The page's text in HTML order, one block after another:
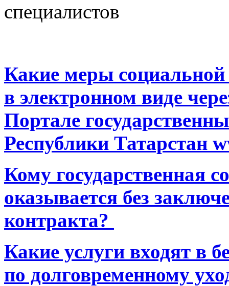
специалистов
Какие меры
в электронном виде
Портале
Республики Татарстан
Кому государственная
оказывается без
контракта?
Какие услуги входят в
по долговременному